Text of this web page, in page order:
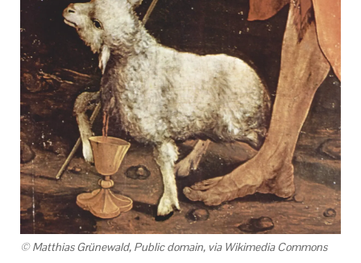
© Mat­thi­as Grü­ne­wald, Pu­blic do­main, via Wi­ki­me­dia Com­mons
Links
Unser Auftrag
Ihr Kontakt zu uns
Impressum
Datenschutzerklärung